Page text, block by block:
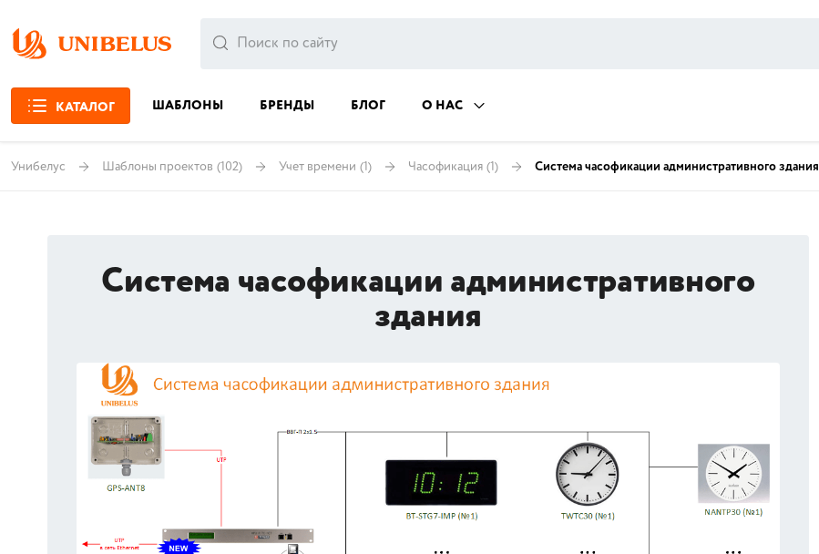
КАТАЛОГ ШАБЛОНЫ БРЕНДЫ БЛОГ О НАС
Унибелус Шаблоны проектов (102) Учет времени (1) Часофикация (1) Система часофикации административного здания
Система часофикации административного
здания